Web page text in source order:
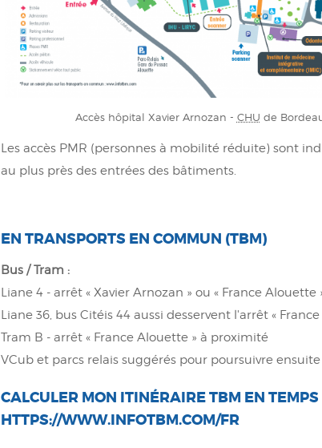
Accès hôpital Xavier Arnozan - CHU de
Les accès PMR (personnes à mobilité réduite) sont
au plus près des entrées des bâtiments.
EN TRANSPORTS EN COMMUN (TBM)
Bus / Tram :
Liane 4 - arrêt « Xavier Arnozan » ou « France Alouette
Liane 36, bus Citéis 44 aussi desservent l'arrêt «
Tram B - arrêt « France Alouette » à proximité
VCub et parcs relais suggérés pour poursuivre
CALCULER MON ITINÉRAIRE TBM EN TEMPS
HTTPS://WWW.INFOTBM.COM/FR